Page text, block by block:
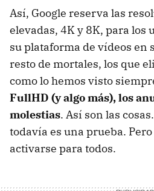
Así, Google reserva las
elevadas, 4K y 8K, para los
su plataforma de vídeos en
resto de mortales, los que
como lo hemos visto
FullHD (y algo más), los
molestias. Así son las
todavía es una prueba.
activarse para todos.